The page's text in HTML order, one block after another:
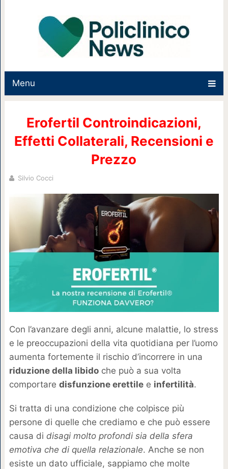
Menu
Erofertil Controindicazioni,
Effetti Collaterali, Recensioni e
Prezzo
Silvio Cocci
Con l’avanzare degli anni, alcune malattie, lo stress
e le preoccupazioni della vita quotidiana per l’uomo
aumenta fortemente il rischio d’incorrere in una
riduzione della libidoche può a sua volta
comportare disfunzione erettilee infertilità.
Si tratta di una condizione che colpisce più
persone di quelle che crediamo e che può essere
causa di disagi molto profondi sia della sfera
emotiva che di quella relazionale. Anche se non
esiste un dato ufficiale, sappiamo che molte